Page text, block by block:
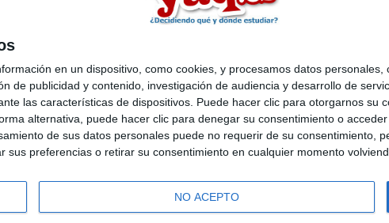
en un dispositivo, como cookies, y procesamos datos
de publicidad y contenido, investigación de audiencia y desarrollo de
las características de dispositivos. Puede hacer clic para otorgarnos su
alternativa, puede hacer clic para denegar su consentimiento o
de sus datos personales puede no requerir de su consentimiento,
preferencias o retirar su consentimiento en cualquier momento
NO ACEPTO
Quiénes somos|Contactar|Anúnciate
Aviso legal|Politica de privacidad|Condiciones generales|Política de
Compás Mediterráneo S.L.- Diego de León 47 - 28006 Madrid [ESPAÑA] -